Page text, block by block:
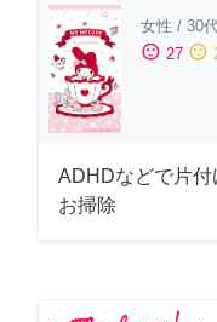
女性 / 30
sentiment_satisfied 27 sentiment_neutral
ADHDなどで片
お掃除